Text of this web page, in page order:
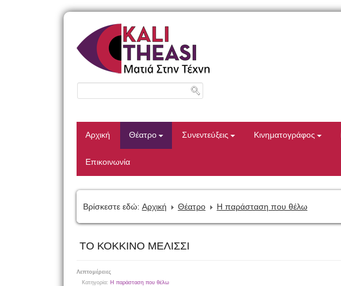
Αρχική Θέατρο Συνεντεύξεις Κινηματογράφος
Επικοινωνία
Βρίσκεστε εδώ: Αρχική Θέατρο Η παράσταση που θέλω
ΤΟ ΚΟΚΚΙΝΟ ΜΕΛΙΣΣΙ
Λεπτομέρειες
Κατηγορία: Η παράσταση που θέλω